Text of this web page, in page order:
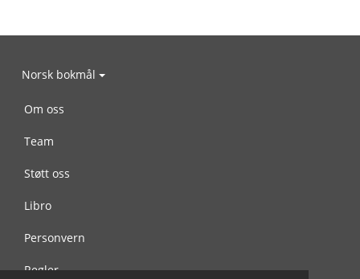
Norsk bokmål
Om oss
Team
Støtt oss
Libro
Personvern
Regler